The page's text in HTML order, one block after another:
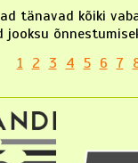
tänavad kõiki
jooksu
1 2 3 4 5 6 7